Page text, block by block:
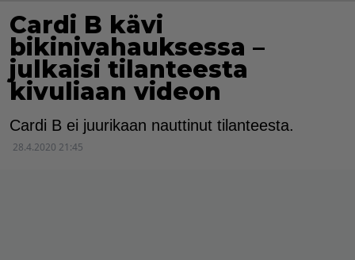
Cardi B kävi
bikinivahauksessa –
julkaisi tilanteesta
kivuliaan videon
Cardi B ei juurikaan nauttinut tilanteesta.
28.4.2020 21:45